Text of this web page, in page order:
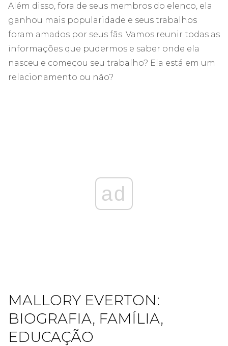
Além disso, fora de seus membros do elenco, ela
ganhou mais popularidade e seus trabalhos
foram amados por seus fãs. Vamos reunir todas as
informações que pudermos e saber onde ela
nasceu e começou seu trabalho? Ela está em um
relacionamento ou não?
ad
MALLORY EVERTON:
BIOGRAFIA, FAMÍLIA,
EDUCAÇÃO